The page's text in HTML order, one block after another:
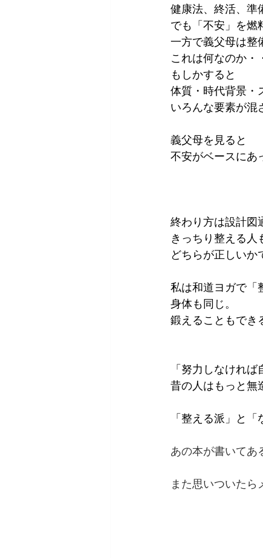
健康法、終活、準
でも「不安」を燃
一方で義父母は整
これは何なのか・
もしかすると
体質・時代背景・
いろんな要素が混
義父母を見ると
不安がベースにあ
終わり方は設計図
きっちり整える人
どちらが正しいか
私は和道ヨガで「
身体も同じ。
鍛えることもでき
「努力しなけれ
昔の人はもっと無
「整える派」と
あの本が書いてあ
また思いついた